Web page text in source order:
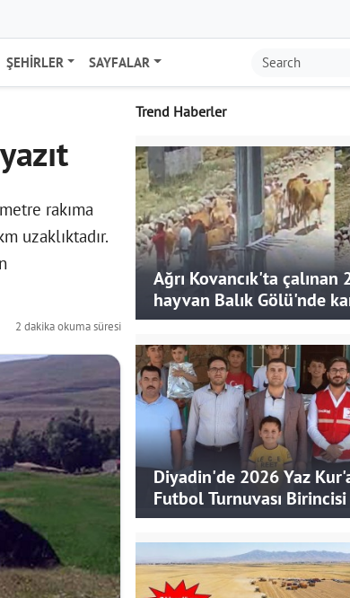
ŞEHIRLER SAYFALAR
rakıma
uzaklıktadır.
2 dakika okuma süresi
Trend Haberler
Ağrı Kovancık'ta çalınan
hayvan Balık Gölü'nde
takıldı
Diyadin'de 2026 Yaz
Futbol Turnuvası
Hediye